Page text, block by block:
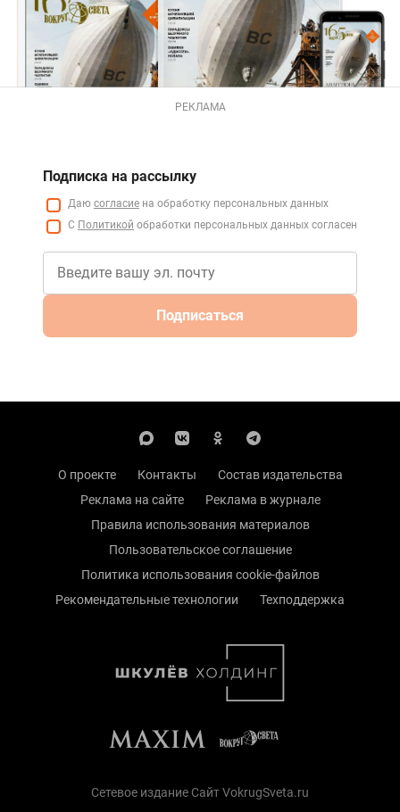
РЕКЛАМА
Подписка на рассылку
Даю согласие на обработку персональных данных
С Политикой обработки персональных данных согласен
Подписаться
О проекте Контакты
Состав издательства
Реклама на сайте
Реклама в журнале
Правила использования материалов
Пользовательское соглашение
Политика использования cookie-файлов
Рекомендательные технологии
Техподдержка
Сетевое издание Сайт VokrugSveta.ru